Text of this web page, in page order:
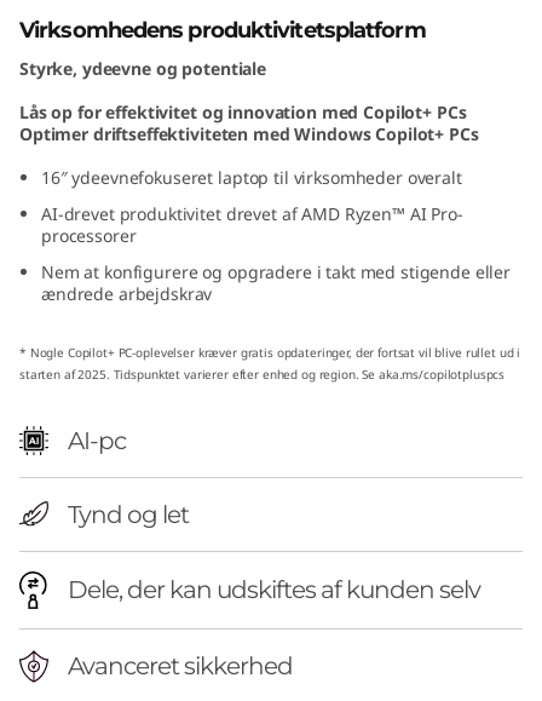
D
Virksomhedens produktivitetsplatform
Styrke, ydeevne og potentiale
Lås op for effektivitet og innovation med Copilot+ PCs
Optimer driftseffektiviteten med Windows Copilot+ PCs
16″ ydeevnefokuseret laptop til virksomheder overalt
AI-drevet produktivitet drevet af AMD Ryzen™ AI Pro-
processorer
Nem at konfigurere og opgradere i takt med stigende eller
ændrede arbejdskrav
* Nogle Copilot+ PC-oplevelser kræver gratis opdateringer, der fortsat vil blive rullet ud i
starten af 2025. Tidspunktet varierer efter enhed og region. Seaka.ms/copilotpluspcs
AI-pc
Tynd og let
Dele, der kan udskiftes af kunden selv
Avanceret sikkerhed